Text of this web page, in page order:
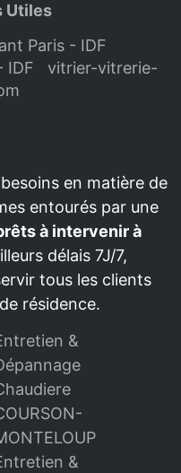
Utiles
Paris - IDF
IDF
vitrier-vitrerie-
en matière de
entourés par une
à intervenir à
délais 7J/7,
tous les clients
résidence.
&
&